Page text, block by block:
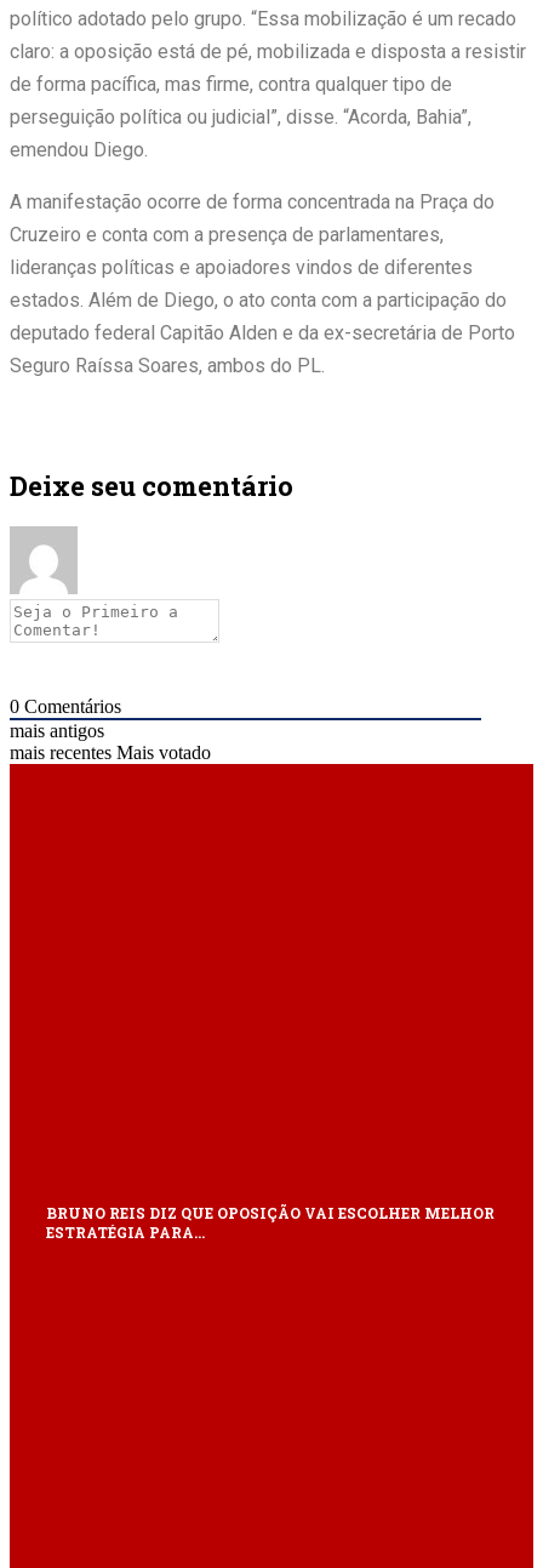
político adotado pelo grupo. “Essa mobilização é um recado
claro: a oposição está de pé, mobilizada e disposta a resistir
de forma pacífica, mas firme, contra qualquer tipo de
perseguição política ou judicial”, disse. “Acorda, Bahia”,
emendou Diego.
A manifestação ocorre de forma concentrada na Praça do
Cruzeiro e conta com a presença de parlamentares,
lideranças políticas e apoiadores vindos de diferentes
estados. Além de Diego, o ato conta com a participação do
deputado federal Capitão Alden e da ex-secretária de Porto
Seguro Raíssa Soares, ambos do PL.
Deixe seu comentário
0 Comentários
mais antigos
mais recentes Mais votado
BRUNO REIS DIZ QUE OPOSIÇÃO VAI ESCOLHER MELHOR
ESTRATÉGIA PARA…